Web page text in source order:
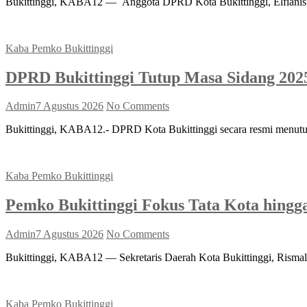
Kaba Pemko Bukittinggi
DPRD Bukittinggi Tutup Masa Sidang
Admin7 Agustus 2026 No Comments
Bukittinggi, KABA12.- DPRD Kota Bukittinggi secara resmi
Kaba Pemko Bukittinggi
Pemko Bukittinggi Fokus Tata Kota
Admin7 Agustus 2026 No Comments
Bukittinggi, KABA12 — Sekretaris Daerah Kota Bukittinggi, Rismal
Kaba Pemko Bukittinggi